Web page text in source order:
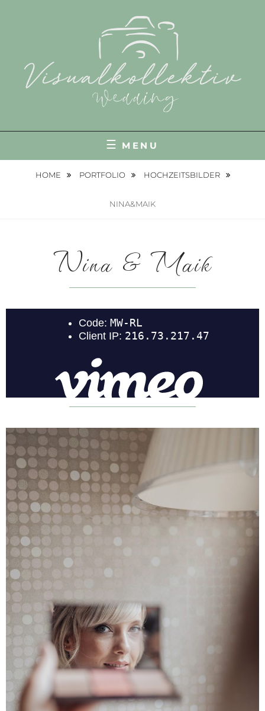
VISUALKOLLEKTIV
MENU
HOME PORTFOLIO HOCHZEITSBILDER
NINA&MAIK
Nina & Maik